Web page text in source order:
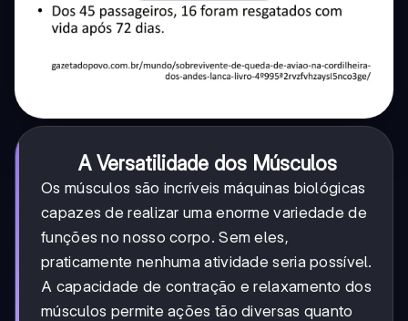
A Versatilidade dos Músculos
Os músculos são incríveis máquinas biológicas
capazes de realizar uma enorme variedade de
funções no nosso corpo. Sem eles,
praticamente nenhuma atividade seria possível.
A capacidade de contração e relaxamento dos
músculos permite ações tão diversas quanto